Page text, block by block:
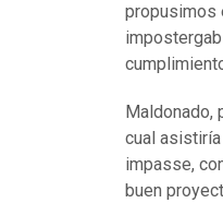
propusimos
Maldonado,
cual
impasse,
buen